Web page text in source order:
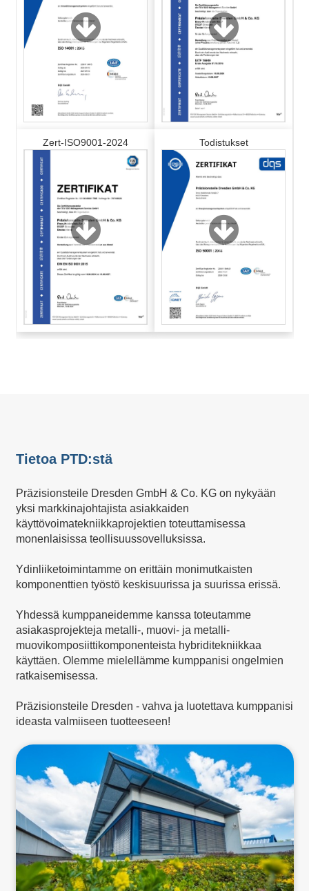
Zert-ISO9001-2024 Todistukset
Tietoa PTD:stä
Präzisionsteile Dresden GmbH & Co. KG on nykyään
yksi markkinajohtajista asiakkaiden
käyttövoimatekniikkaprojektien toteuttamisessa
monenlaisissa teollisuussovelluksissa.
Ydinliiketoimintamme on erittäin monimutkaisten
komponenttien työstö keskisuurissa ja suurissa erissä.
Yhdessä kumppaneidemme kanssa toteutamme
asiakasprojekteja metalli-, muovi- ja metalli-
muovikomposiittikomponenteista hybriditekniikkaa
käyttäen. Olemme mielellämme kumppanisi ongelmien
ratkaisemisessa.
Präzisionsteile Dresden - vahva ja luotettava kumppanisi
ideasta valmiiseen tuotteeseen!